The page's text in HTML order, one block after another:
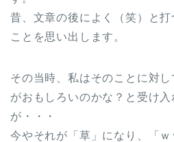
昔、文章の後によく（笑）と
ことを思い出します。
その当時、私はそのことに対
がおもしろいのかな？と受け
が・・・
今やそれが「草」になり、「ｗ